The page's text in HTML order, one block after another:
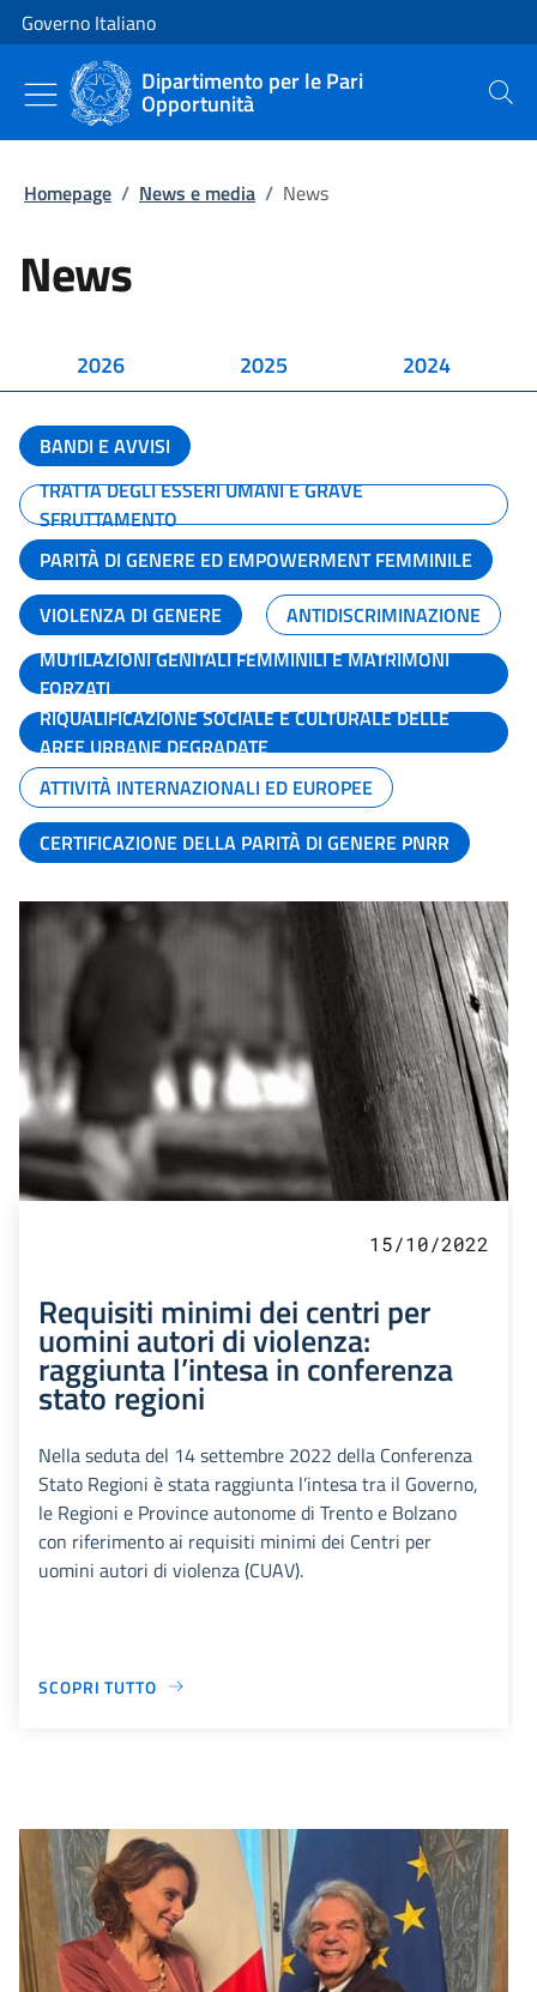
Vai al contenuto
Vai alla navigazione del sito
Governo Italiano
Dipartimento per le Pari
Opportunità Cerca
Homepage / News e media / News
News
2026 2025 2024
BANDI E AVVISI
TRATTA DEGLI ESSERI UMANI E GRAVE
SFRUTTAMENTO
PARITÀ DI GENERE ED EMPOWERMENT FEMMINILE
VIOLENZA DI GENERE
ANTIDISCRIMINAZIONE
MUTILAZIONI GENITALI FEMMINILI E MATRIMONI
FORZATI
RIQUALIFICAZIONE SOCIALE E CULTURALE DELLE
AREE URBANE DEGRADATE
ATTIVITÀ INTERNAZIONALI ED EUROPEE
CERTIFICAZIONE DELLA PARITÀ DI GENERE PNRR
15/10/2022
Requisiti minimi dei centri per
uomini autori di violenza:
raggiunta l’intesa in conferenza
stato regioni
Nella seduta del 14 settembre 2022 della Conferenza
Stato Regioni è stata raggiunta l’intesa tra il Governo,
le Regioni e Province autonome di Trento e Bolzano
con riferimento ai requisiti minimi dei Centri per
uomini autori di violenza (CUAV).
SCOPRI TUTTO